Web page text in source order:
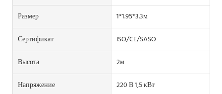
Размер
1*1.95*3.3м
Сертификат
ISO/CE/SASO
Высота
2м
Напряжение
220 В 1,5 кВт